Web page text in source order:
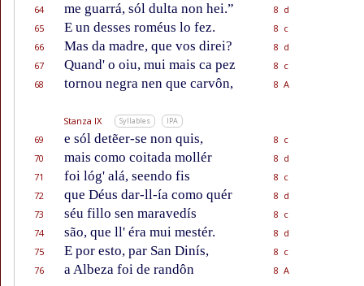
64
me guarrá, sól dulta non hei.”
8 d
65
E un desses roméus lo fez.
8 c
66
Mas da madre, que vos direi?
8 d
67
Quand' o oiu, mui mais ca pez
8 c
68
tornou negra nen que carvôn, 8 A
Stanza IX Syllables IPA
69 e sól detẽer-se non quis,
8 c
70
mais como coitada mollér
8 d
71
foi lóg' alá, seendo fis
8 c
72
que Déus dar-ll-ía como quér
8 d
73
séu fillo sen maravedís
8 c
74
são, que ll' éra mui mestér.
8 d
75
E por esto, par San Dinís,
8 c
76
a Albeza foi de randôn 8 A